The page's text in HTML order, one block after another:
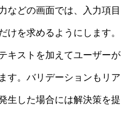
などの画面では、入力項目
けを求めるようにします。
キストを加えてユーザーが
す。バリデーションもリア
生した場合には解決策を提